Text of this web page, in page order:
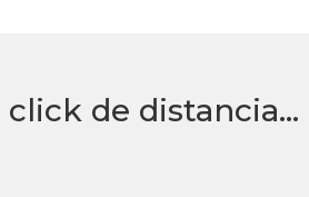
click de distancia…